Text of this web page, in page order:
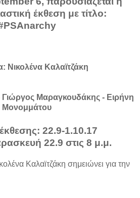
έκθεση με τίτλο:
Νικολένα Καλαϊτζάκη
Γιώργος Μαραγκουδάκης - Ειρήνη
Μονομμάτου
22.9-1.10.17
22.9 στις 8 μ.μ.
Καλαϊτζάκη σημειώνει για την